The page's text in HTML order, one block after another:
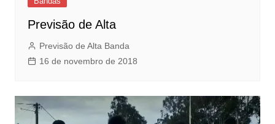
Previsão de Alta
Previsão de Alta Banda
16 de novembro de 2018